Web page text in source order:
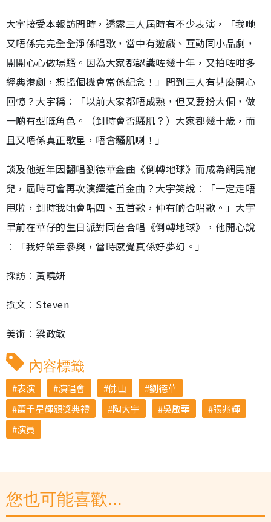
大宇接受本報訪問時，透露三人屆時有不少表演，「我哋
又唔係完完全全淨係唱歌，當中有遊戲、互動同小品劇，
開開心心做場騷。因為大家都認識咗幾十年，又拍咗咁多
經典港劇，想搵個機會當係紀念！」問到三人有甚麼開心
回憶？大宇稱︰「以前大家都唔成熟，但又要扮大個，做
一啲有型嘅角色。（到時會否騷肌？）大家都幾十歲，而
且又唔係真正歌星，唔會騷肌喇！」
談及他近年因翻唱劉德華金曲《倒轉地球》而成為網民寵
兒，屆時可會再次演繹這首金曲？大宇笑說︰「一定走唔
甩啦，到時我哋會唱四、五首歌，仲有啲合唱歌。」大宇
早前在華仔的生日派對同台合唱《倒轉地球》，他開心說
︰「我好榮幸參與，當時感覺真係好夢幻。」
採訪︰黃曉妍
撰文︰Steven
美術︰梁政敏
內容標籤
表演 演唱會 佛山
劉德華
萬千星輝頒獎典禮
陶大宇 吳啟華
張兆輝
演員
您也可能喜歡...